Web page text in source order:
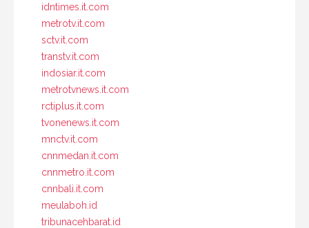
idntimes.it.com
metrotv.it.com
sctv.it.com
transtv.it.com
indosiar.it.com
metrotvnews.it.com
rctiplus.it.com
tvonenews.it.com
mnctv.it.com
cnnmedan.it.com
cnnmetro.it.com
cnnbali.it.com
meulaboh.id
tribunacehbarat.id